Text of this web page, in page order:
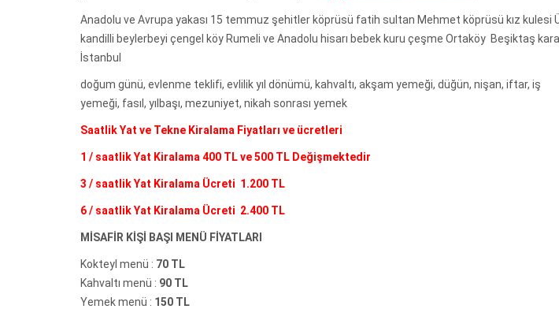
Anadolu ve Avrupa yakası 15 temmuz şehitler köprüsü fatih sultan Mehmet köprüsü kız kulesi
kandilli beylerbeyi çengel köy Rumeli ve Anadolu hisarı bebek kuru çeşme Ortaköy Beşiktaş
İstanbul
doğum günü, evlenme teklifi, evlilik yıl dönümü, kahvaltı, akşam yemeği, düğün, nişan, iftar, iş
yemeği, fasıl, yılbaşı, mezuniyet, nikah sonrası yemek
Saatlik Yat ve Tekne Kiralama Fiyatları ve ücretleri
1 / saatlik Yat Kiralama 400 TL ve 500 TL Değişmektedir
3 / saatlik Yat Kiralama Ücreti 1.200 TL
6 / saatlik Yat Kiralama Ücreti 2.400 TL
MİSAFİR KİŞİ BAŞI MENÜ FİYATLARI
Kokteyl menü : 70 TL
Kahvaltı menü : 90 TL
Yemek menü : 150 TL